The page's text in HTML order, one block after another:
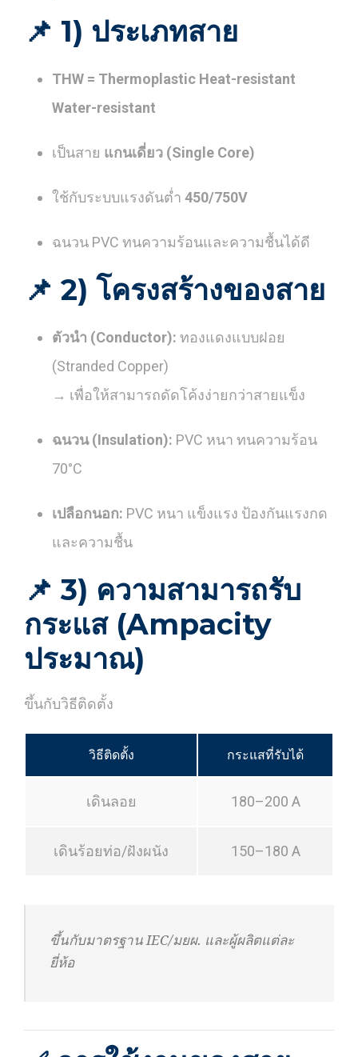
📌 1) ประเภทสาย
THW = Thermoplastic Heat-resistant
Water-resistant
เป็นสาย แกนเดี่ยว (Single Core)
ใช้กับระบบแรงดันต่ำ 450/750V
ฉนวน PVC ทนความร้อนและความชื้นได้ดี
📌 2) โครงสร้างของสาย
ตัวนำ (Conductor): ทองแดงแบบฝอย
(Stranded Copper)
→ เพื่อให้สามารถดัดโค้งง่ายกว่าสายแข็ง
ฉนวน (Insulation): PVC หนา ทนความร้อน
70°C
เปลือกนอก: PVC หนา แข็งแรง ป้องกันแรงกด
และความชื้น
📌 3) ความสามารถรับ
กระแส (Ampacity
ประมาณ)
ขึ้นกับวิธีติดตั้ง
วิธีติดตั้ง กระแสที่รับได้
เดินลอย 180–200 A
เดินร้อยท่อ/ฝังผนัง 150–180 A
ขึ้นกับมาตรฐาน IEC/มยผ. และผู้ผลิตแต่ละ
ยี่ห้อ